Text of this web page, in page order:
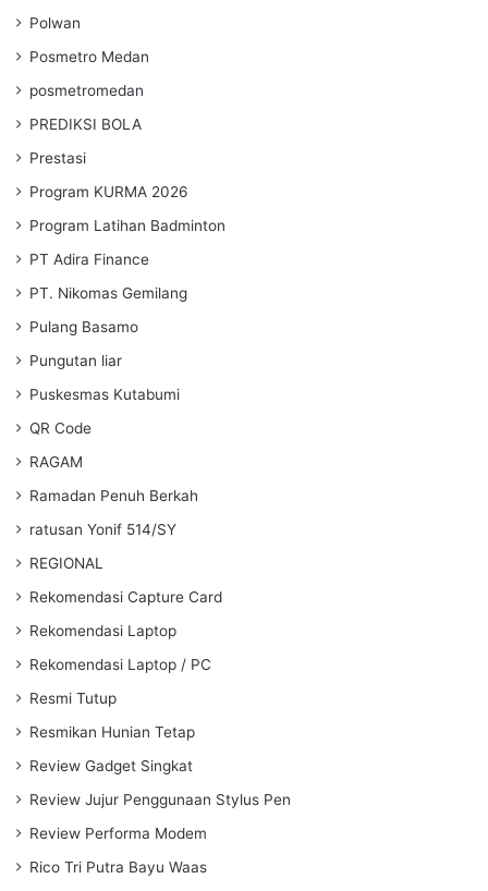
Polwan
Posmetro Medan
posmetromedan
PREDIKSI BOLA
Prestasi
Program KURMA 2026
Program Latihan Badminton
PT Adira Finance
PT. Nikomas Gemilang
Pulang Basamo
Pungutan liar
Puskesmas Kutabumi
QR Code
RAGAM
Ramadan Penuh Berkah
ratusan Yonif 514/SY
REGIONAL
Rekomendasi Capture Card
Rekomendasi Laptop
Rekomendasi Laptop / PC
Resmi Tutup
Resmikan Hunian Tetap
Review Gadget Singkat
Review Jujur Penggunaan Stylus Pen
Review Performa Modem
Rico Tri Putra Bayu Waas